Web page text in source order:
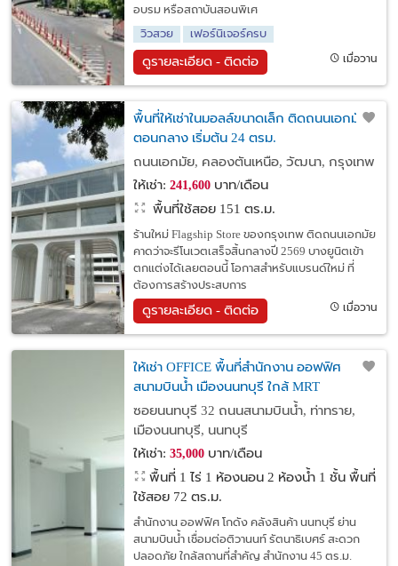
อบรม หรือสถาบันสอนพิเศ
วิวสวย
เฟอร์นิเจอร์ครบ
ดูรายละเอียด - ติดต่อ เมื่อวาน
พื้นที่ให้เช่าในมอลล์ขนาดเล็ก ติดถนนเอกมัย
ตอนกลาง เริ่มต้น 24 ตรม.
ถนนเอกมัย, คลองตันเหนือ, วัฒนา, กรุงเทพ
ให้เช่า: 241,600บาท/เดือน
พื้นที่ใช้สอย 151 ตร.ม.
ร้านใหม่ Flagship Store ของกรุงเทพ ติดถนนเอกมัย
คาดว่าจะรีโนเวตเสร็จสิ้นกลางปี 2569 บางยูนิตเข้า
ตกแต่งได้เลยตอนนี้ โอกาสสำหรับแบรนด์ใหม่ ที่
ต้องการสร้างประสบการ
ดูรายละเอียด - ติดต่อ เมื่อวาน
ให้เช่า OFFICE พื้นที่สำนักงาน ออฟฟิศ
สนามบินน้ำ เมืองนนทบุรี ใกล้ MRT
ซอยนนทบุรี 32 ถนนสนามบินน้ำ, ท่าทราย,
เมืองนนทบุรี, นนทบุรี
ให้เช่า: 35,000บาท/เดือน
พื้นที่ 1 ไร่ 1 ห้องนอน 2 ห้องน้ำ 1 ชั้น พื้นที่
ใช้สอย 72 ตร.ม.
สำนักงาน ออฟฟิศ โกดัง คลังสินค้า นนทบุรี ย่าน
สนามบินน้ำ เชื่อมต่อติวานนท์ รัตนาธิเบศร์ สะดวก
ปลอดภัย ใกล้สถานที่สำคัญ สำนักงาน 45 ตร.ม.